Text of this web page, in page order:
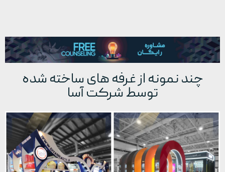
چند نمونه از غرفه های ساخته شده
توسط شرکت آسا